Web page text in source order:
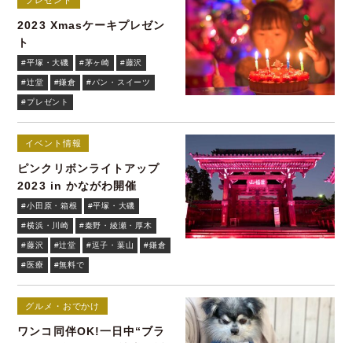
2023 Xmasケーキプレゼン
ト
#平塚・大磯 #茅ヶ崎 #藤沢
#辻堂 #鎌倉 #パン・スイーツ
#プレゼント
イベント情報
ピンクリボンライトアップ
2023 in かながわ開催
#小田原・箱根 #平塚・大磯
#横浜・川崎 #秦野・綾瀬・厚木
#藤沢 #辻堂 #逗子・葉山 #鎌倉
#医療 #無料で
グルメ・おでかけ
ワンコ同伴OK!一日中“ブラ